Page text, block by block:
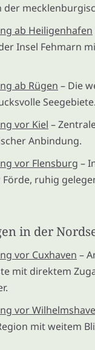
der
ab Heiligenhafen
Insel Fehmarn
ab Rügen – Die
vor Kiel –
Anbindung.
vor Flensburg –
Förde, ruhig
in der
vor Cuxhaven –
mit direktem
vor
mit weitem